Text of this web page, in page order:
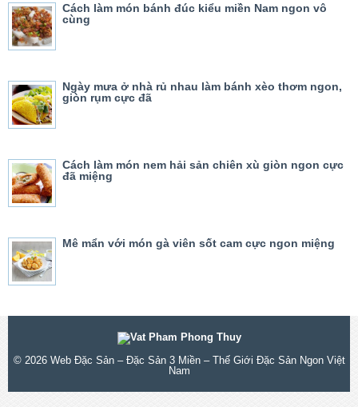
Cách làm món bánh đúc kiểu miền Nam ngon vô
cùng
Ngày mưa ở nhà rủ nhau làm bánh xèo thơm ngon,
giòn rụm cực đã
Cách làm món nem hải sản chiên xù giòn ngon cực
đã miệng
Mê mẩn với món gà viên sốt cam cực ngon miệng
© 2026 Web Đặc Sản – Đặc Sản 3 Miền – Thế Giới Đặc Sản Ngon Việt
Nam